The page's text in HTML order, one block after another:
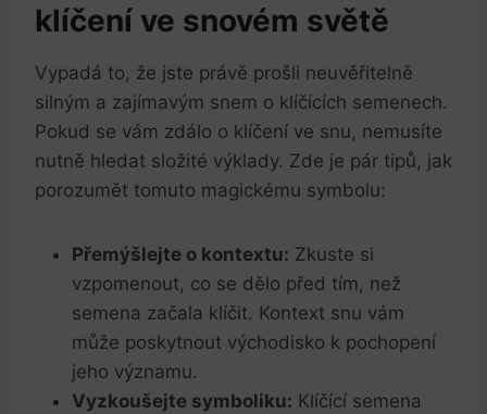
klíčení ve snovém světě
Vypadá to, že jste právě prošli neuvěřitelně
silným a zajímavým snem o klíčících semenech.
Pokud se vám zdálo o klíčení ve snu, nemusíte
nutně hledat složité výklady. Zde je pár tipů, jak
porozumět tomuto magickému symbolu:
Přemýšlejte o kontextu: Zkuste si
vzpomenout, co se dělo před tím, než
semena začala klíčit. Kontext snu vám
může poskytnout východisko k pochopení
jeho významu.
Vyzkoušejte symboliku: Klíčící semena